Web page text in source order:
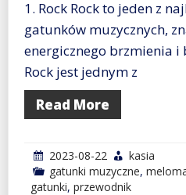
1. Rock Rock to jeden z
gatunków muzycznych,
energicznego brzmienia i
Rock jest jednym z
Read More
2023-08-22
kasia
gatunki muzyczne,
gatunki, przewodnik